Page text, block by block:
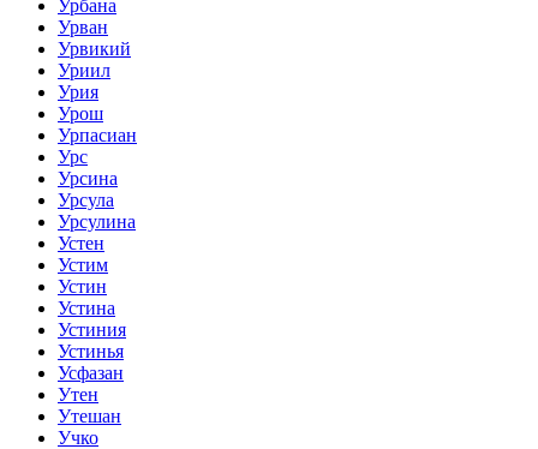
Урбана
Урван
Урвикий
Уриил
Урия
Урош
Урпасиан
Урс
Урсина
Урсула
Урсулина
Устен
Устим
Устин
Устина
Устиния
Устинья
Усфазан
Утен
Утешан
Учко